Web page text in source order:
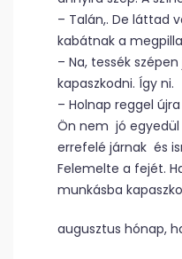
– Talán,. De láttad
kabátnak a
– Na, tessék
kapaszkodni. Így ni.
– Holnap reggel
Ön nem jó egyedül
errefelé járnak és
Felemelte a fejét.
munkásba
augusztus hónap,